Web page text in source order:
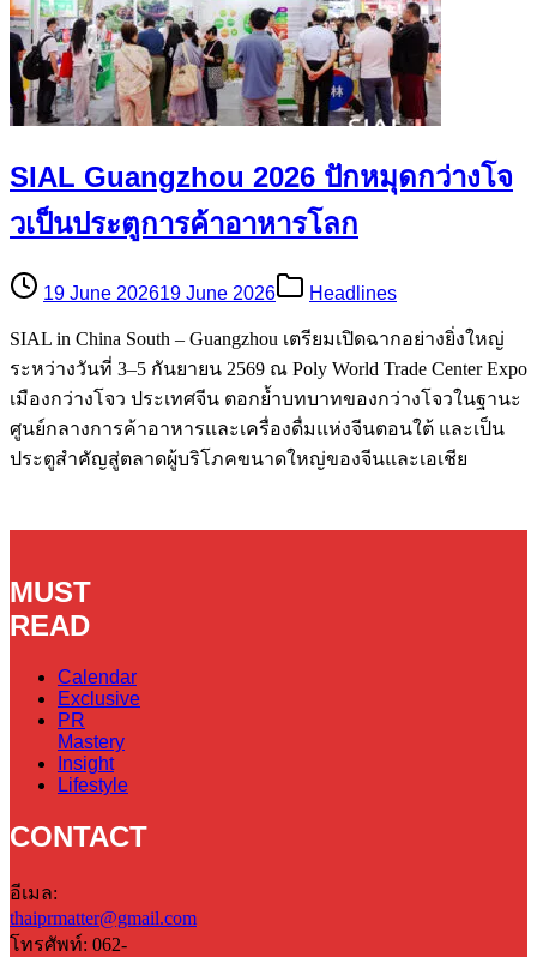
SIAL Guangzhou 2026 ปักหมุดกว่างโจ
วเป็นประตูการค้าอาหารโลก
19 June 202619 June 2026 Headlines
SIAL in China South – Guangzhou เตรียมเปิดฉากอย่างยิ่งใหญ่
ระหว่างวันที่ 3–5 กันยายน 2569 ณ Poly World Trade Center Expo
เมืองกว่างโจว ประเทศจีน ตอกย้ำบทบาทของกว่างโจวในฐานะ
ศูนย์กลางการค้าอาหารและเครื่องดื่มแห่งจีนตอนใต้ และเป็น
ประตูสำคัญสู่ตลาดผู้บริโภคขนาดใหญ่ของจีนและเอเชีย
MUST
READ
Calendar
Exclusive
PR
Mastery
Insight
Lifestyle
CONTACT
อีเมล:
thaiprmatter@gmail.com
โทรศัพท์: 062-